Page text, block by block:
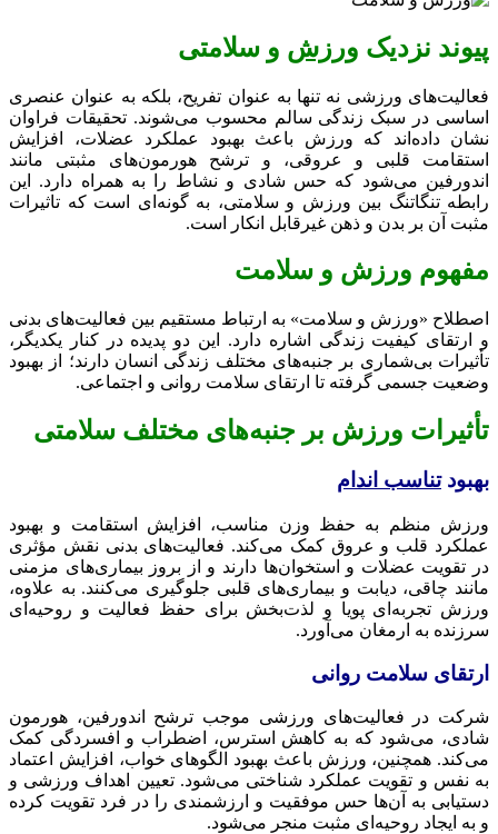
پیوند نزدیک ورزش و سلامتی
فعالیت‌های ورزشی نه تنها به عنوان تفریح، بلکه به عنوان عنصری
اساسی در سبک زندگی سالم محسوب می‌شوند. تحقیقات فراوان
نشان داده‌اند که ورزش باعث بهبود عملکرد عضلات، افزایش
استقامت قلبی و عروقی، و ترشح هورمون‌های مثبتی مانند
اندورفین می‌شود که حس شادی و نشاط را به همراه دارد. این
رابطه تنگاتنگ بین ورزش و سلامتی، به گونه‌ای است که تاثیرات
مثبت آن بر بدن و ذهن غیرقابل انکار است.
مفهوم ورزش و سلامت
اصطلاح «ورزش و سلامت» به ارتباط مستقیم بین فعالیت‌های بدنی
و ارتقای کیفیت زندگی اشاره دارد. این دو پدیده در کنار یکدیگر،
تأثیرات بی‌شماری بر جنبه‌های مختلف زندگی انسان دارند؛ از بهبود
وضعیت جسمی گرفته تا ارتقای سلامت روانی و اجتماعی.
تأثیرات ورزش بر جنبه‌های مختلف سلامتی
بهبودتناسب اندام
ورزش منظم به حفظ وزن مناسب، افزایش استقامت و بهبود
عملکرد قلب و عروق کمک می‌کند. فعالیت‌های بدنی نقش مؤثری
در تقویت عضلات و استخوان‌ها دارند و از بروز بیماری‌های مزمنی
مانند چاقی، دیابت و بیماری‌های قلبی جلوگیری می‌کنند. به علاوه،
ورزش تجربه‌ای پویا و لذت‌بخش برای حفظ فعالیت و روحیه‌ای
سرزنده به ارمغان می‌آورد.
ارتقای سلامت روانی
شرکت در فعالیت‌های ورزشی موجب ترشح اندورفین، هورمون
شادی، می‌شود که به کاهش استرس، اضطراب و افسردگی کمک
می‌کند. همچنین، ورزش باعث بهبود الگوهای خواب، افزایش اعتماد
به نفس و تقویت عملکرد شناختی می‌شود. تعیین اهداف ورزشی و
دستیابی به آن‌ها حس موفقیت و ارزشمندی را در فرد تقویت کرده
و به ایجاد روحیه‌ای مثبت منجر می‌شود.